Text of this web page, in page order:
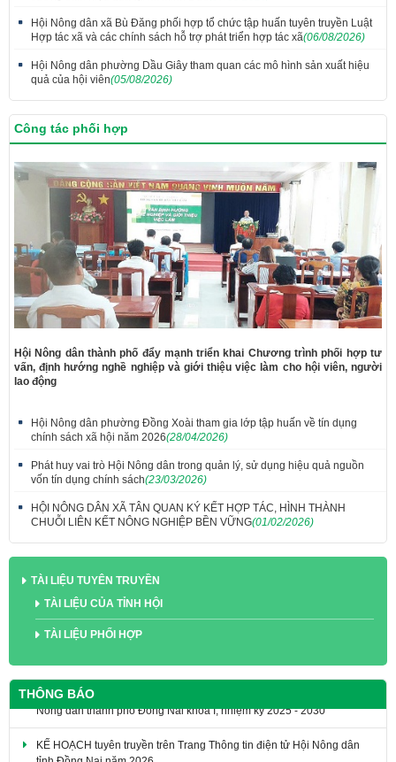
Hội Nông dân xã Bù Đăng phối hợp tổ chức tập huấn tuyên truyền Luật
Hợp tác xã và các chính sách hỗ trợ phát triển hợp tác xã(06/08/2026)
Hội Nông dân phường Dầu Giây tham quan các mô hình sản xuất hiệu
quả của hội viên(05/08/2026)
Công tác phối hợp
Hội Nông dân thành phố đẩy mạnh triển khai Chương trình phối hợp tư
vấn, định hướng nghề nghiệp và giới thiệu việc làm cho hội viên, người
lao động
Hội Nông dân phường Đồng Xoài tham gia lớp tập huấn về tín dụng
chính sách xã hội năm 2026(28/04/2026)
Phát huy vai trò Hội Nông dân trong quản lý, sử dụng hiệu quả nguồn
vốn tín dụng chính sách(23/03/2026)
HỘI NÔNG DÂN XÃ TÂN QUAN KÝ KẾT HỢP TÁC, HÌNH THÀNH
CHUỖI LIÊN KẾT NÔNG NGHIỆP BỀN VỮNG(01/02/2026)
TÀI LIỆU TUYÊN TRUYỀN
TÀI LIỆU CỦA TỈNH HỘI
TÀI LIỆU PHỐI HỢP
THÔNG BÁO
KẾ HOẠCH tuyên truyền trên Trang Thông tin điện tử Hội Nông dân
tỉnh Đồng Nai năm 2026